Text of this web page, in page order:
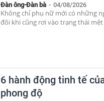
Đàn ông-Đàn bà - 04/08/2026
Không chỉ phụ nữ mới có những
đôi khi cũng rơi vào trạng thái
6 hành động tinh tế
phong độ